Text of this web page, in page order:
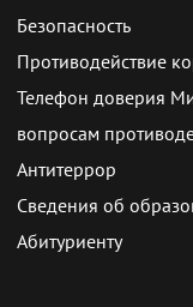
Безопасность
Противодействие
Телефон доверия
вопросам
Антитеррор
Сведения об
Абитуриенту